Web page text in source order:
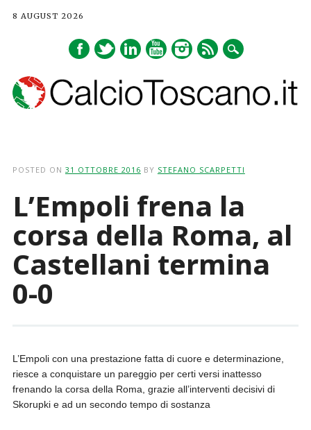
8 AUGUST 2026
POSTED ON 31 OTTOBRE 2016 BY STEFANO SCARPETTI
L’Empoli frena la
corsa della Roma, al
Castellani termina
0-0
L’Empoli con una prestazione fatta di cuore e determinazione,
riesce a conquistare un pareggio per certi versi inattesso
frenando la corsa della Roma, grazie all’interventi decisivi di
Skorupki e ad un secondo tempo di sostanza